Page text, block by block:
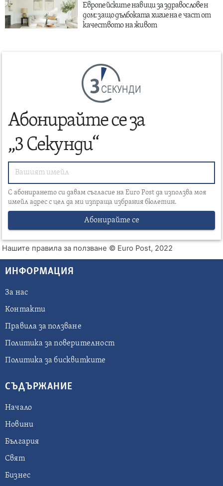
Европейските навици за здравословен
дом: защо дълбоката хигиена е част от
качеството на живот
СЕКУНДИ
Абонирайте се за
„3 Секунди“
С абонирането си давам съгласие на Euro Post да използва моя
имейл адрес с цел да ми изпраща избрания бюлетин.
Абонирайте се
Нашите правила за ползване © Euro Post, 2022
ИНФОРМАЦИЯ
За нас
Контакти
Правила за ползване
Политика за поверителност
Политика за бисквитките
СЪДЪРЖАНИЕ
Начало
Новини
България
Свят
Бизнес